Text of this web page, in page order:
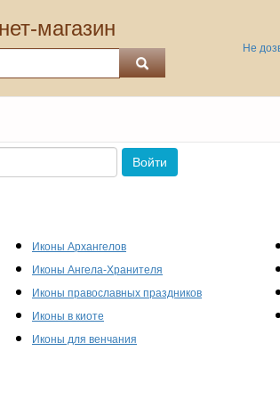
магазин
Не
Войти
Иконы Архангелов
Иконы Ангела-Хранителя
Иконы православных праздников
Иконы в киоте
Иконы для венчания